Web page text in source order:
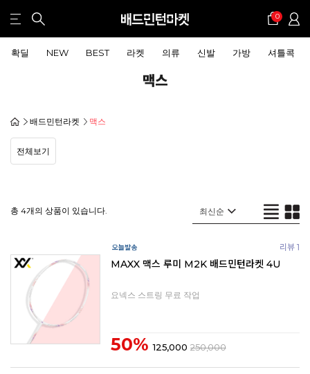
0
확딜 NEW BEST 라켓 의류 신발 가방 셔틀콕
맥스
배드민턴라켓 맥스
전체보기
총 4개의 상품이 있습니다.
리뷰 1
MAXX 맥스 루미 M2K 배드민턴라켓 4U
요넥스 스트링 무료 작업
50% 125,000 250,000